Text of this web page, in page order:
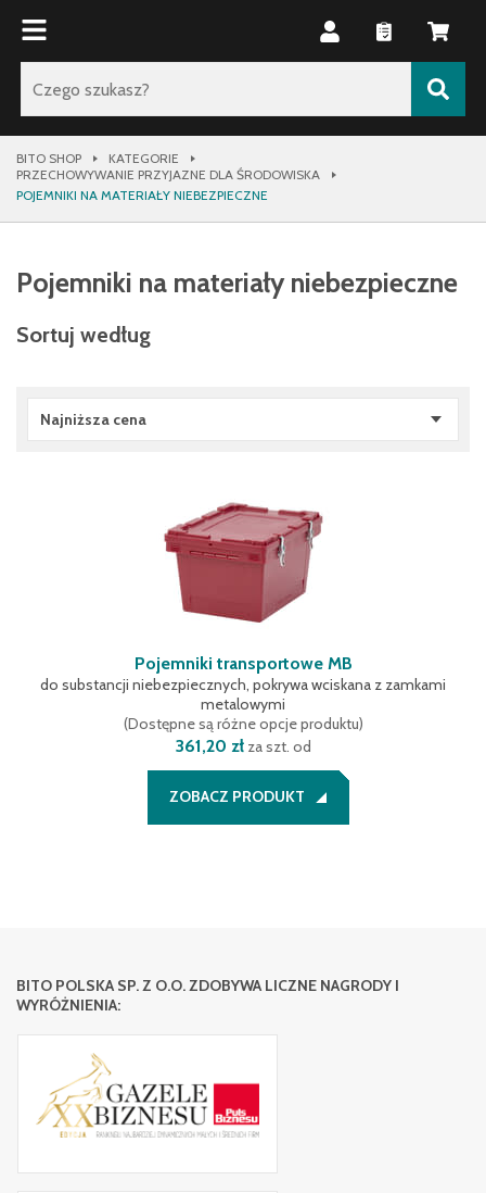
BITO SHOP
KATEGORIE
PRZECHOWYWANIE PRZYJAZNE DLA ŚRODOWISKA
POJEMNIKI NA MATERIAŁY NIEBEZPIECZNE
Pojemniki na materiały niebezpieczne
Sortuj według
Najniższa cena
Pojemniki transportowe MB
do substancji niebezpiecznych, pokrywa wciskana z zamkami
metalowymi
(Dostępne są różne opcje produktu)
361,20 złza szt. od
ZOBACZ PRODUKT
BITO POLSKA SP. Z O.O. ZDOBYWA LICZNE NAGRODY I
WYRÓŻNIENIA: